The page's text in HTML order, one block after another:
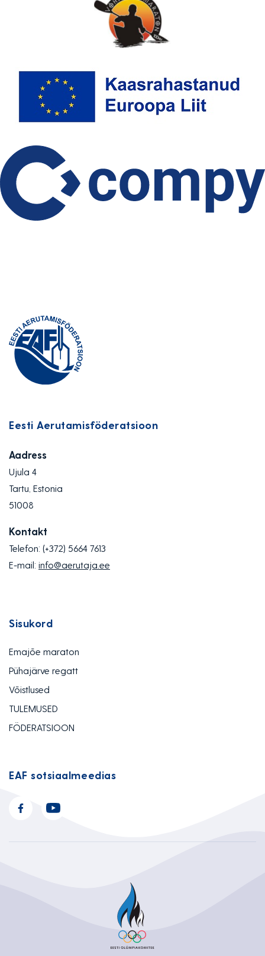
Eesti Aerutamisföderatsioon
Aadress
Ujula 4
Tartu, Estonia
51008
Kontakt
Telefon: (+372) 5664 7613
E-mail: info@aerutaja.ee
Sisukord
Emajõe maraton
Pühajärve regatt
Võistlused
TULEMUSED
FÖDERATSIOON
EAF sotsiaalmeedias